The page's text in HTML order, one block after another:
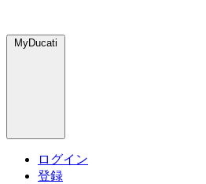
MyDucati
ログイン
登録